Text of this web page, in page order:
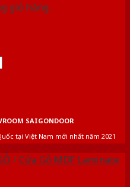
giỏ hàng.
SAIGONDOOR
tại Việt Nam mới nhất năm 2021
/Cửa Gỗ MDF Laminate